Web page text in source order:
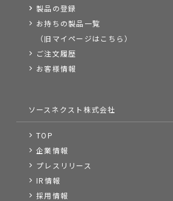
製品の登録
お持ちの製品一覧
（旧マイページはこちら）
ご注文履歴
お客様情報
ソースネクスト株式会社
TOP
企業情報
プレスリリース
IR情報
採用情報